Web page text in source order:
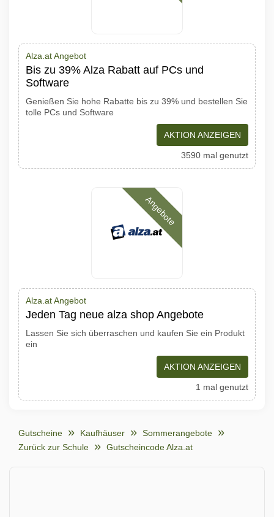
Alza.at Angebot
Bis zu 39% Alza Rabatt auf PCs und
Software
Genießen Sie hohe Rabatte bis zu 39% und bestellen Sie
tolle PCs und Software
AKTION ANZEIGEN
3590 mal genutzt
Angebote
Alza.at Angebot
Jeden Tag neue alza shop Angebote
Lassen Sie sich überraschen und kaufen Sie ein Produkt
ein
AKTION ANZEIGEN
1 mal genutzt
Gutscheine Kaufhäuser
Sommerangebote
Zurück zur Schule
Gutscheincode Alza.at